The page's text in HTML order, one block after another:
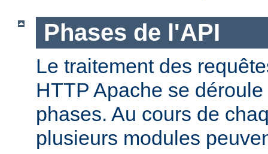
Phases de l'API
Le traitement des
HTTP Apache se
phases. Au cours de
plusieurs modules